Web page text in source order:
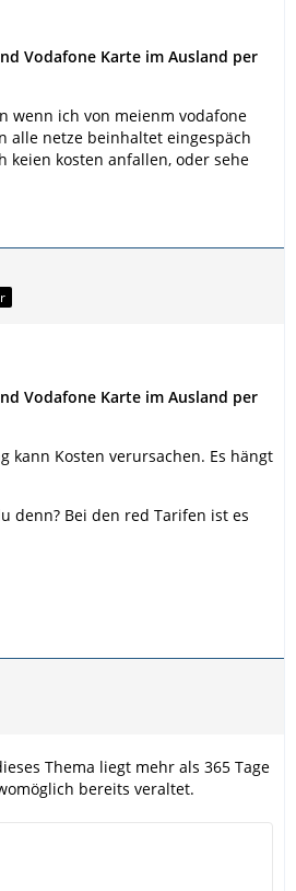
Vodafone Karte im Ausland per
wenn ich von meienm vodafone
alle netze beinhaltet eingespäch
keien kosten anfallen, oder sehe
Vodafone Karte im Ausland per
kann Kosten verursachen. Es hängt
denn? Bei den red Tarifen ist es
Thema liegt mehr als 365 Tage
bereits veraltet.